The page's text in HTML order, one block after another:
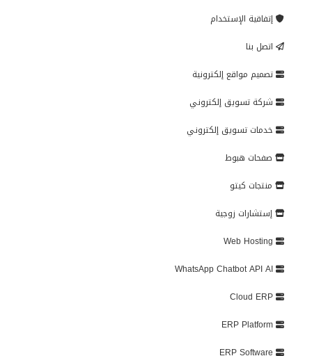
إتفاقية الإستخدام
اتصل بنا
تصميم مواقع إلكترونية
شركة تسويق إلكتروني
خدمات تسويق إلكتروني
صفحات هبوط
منتجات كيتو
إستشارات زوجية